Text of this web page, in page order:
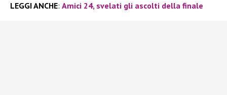
LEGGI ANCHE: Amici 24, svelati gli ascolti della finale